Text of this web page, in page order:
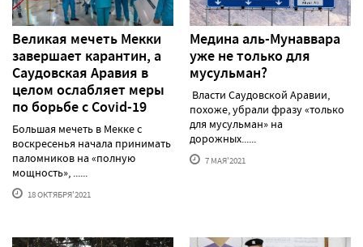
Великая мечеть Мекки
завершает карантин, а
Саудовская Аравия в
целом ослабляет меры
по борьбе с Covid-19
Большая мечеть в Мекке с
воскресенья начала принимать
паломников на «полную
мощность», ......
18 ОКТЯБРЯ'2021
Медина аль-Мунаввара
уже не только для
мусульман?
Власти Саудовской Аравии,
похоже, убрали фразу «только
для мусульман» на
дорожных......
7 МАЯ'2021